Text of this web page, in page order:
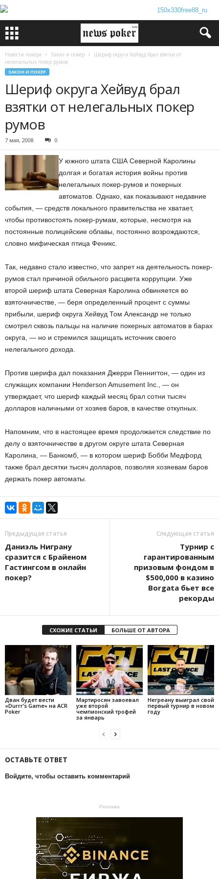
Новости покера Закон и покер
Шериф округа Хейвуд брал взятки от
нелегальных покер румов
ЗАКОН И ПОКЕР
Шериф округа Хейвуд брал
взятки от нелегальных покер
румов
7 мая, 2008 0
У южного штата США Северной Каролины
долгая и богатая история войны против
нелегальных покер-румов и покерных
автоматов. Однако, как показывают недавние
события, — средств локального правительства не хватает,
чтобы противостоять покер-румам, которые, несмотря на
постоянные полицейские облавы, постоянно возрождаются,
словно мифическая птица Феникс.
Так, недавно стало известно, что запрет на деятельность покер-
румов стал причиной обильного расцвета коррупции. Уже
второй шериф штата Северная Каролина обвиняется во
взяточничестве, — беря определенный процент с суммы
прибыли, шериф округа Хейвуд Том Александр не только
смотрел сквозь пальцы на наличие покерных автоматов в барах
округа, — но и стремился защищать источник своего
нелегального дохода.
Против шерифа дал показания Джерри Пеннигтон, — один из
служащих компании Henderson Amusement Inc., — он
утверждает, что шериф каждый месяц брал сотни тысяч
долларов наличными от хозяев баров, в качестве откупных.
Напомним, что в настоящее время продолжается следствие по
делу о взяточничестве в другом округе штата Северная
Каролина, — Банкомб, — в котором шериф Бобби Медфорд
также брал десятки тысяч долларов, позволяя хозяевам баров
держать покер автоматы.
Предыдущая статья
Даниэль Ниграну
сразится с Брайеном
Гастингсом в онлайн
покер?
Следующая статья
Турнир с
гарантированным
призовым фондом в
$500,000 в казино
Borgata бьет все
рекорды
СХОЖИЕ СТАТЬИ БОЛЬШЕ ОТ АВТОРА
Дван будет вести
«Durrr’s Game» на ACR
Poker
Мартиросян завоевал
уже второй
чемпионский трофей
за январь
Негреану выиграл свой
первый турнир в новом
году
ОСТАВЬТЕ ОТВЕТ
Войдите, чтобы оставить комментарий
Реклама